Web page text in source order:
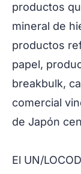
productos
mineral de
productos
papel,
breakbulk,
comercial
de Japón
El UN/